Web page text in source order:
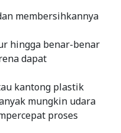
membersihkannya
hingga benar-benar
dapat
kantong plastik
mungkin udara
proses